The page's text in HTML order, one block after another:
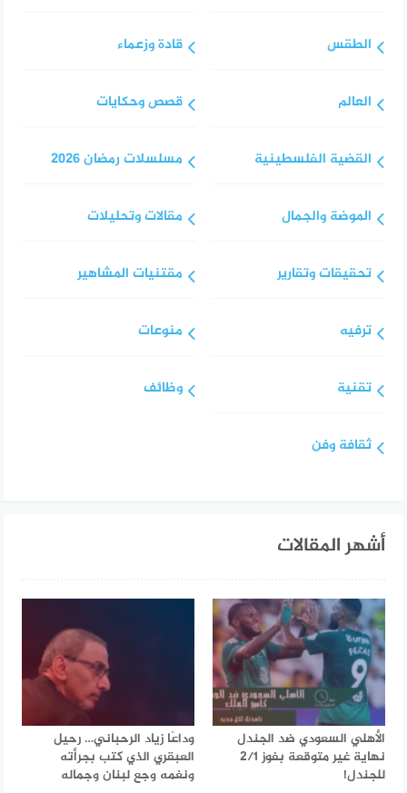
الطقس
العالم
القضية الفلسطينية
الموضة والجمال
تحقيقات وتقارير
ترفيه
تقنية
ثقافة وفن
قادة وزعماء
قصص وحكايات
مسلسلات رمضان 2026
مقالات وتحليلات
مقتنيات المشاهير
منوعات
وظائف
أشهر المقالات
الأهلي السعودي ضد الجندل
نهاية غير متوقعة بفوز 2/1
للجندل!
وداعًا زياد الرحباني… رحيل
العبقري الذي كتب بجرأته
ونغمه وجع لبنان وجماله